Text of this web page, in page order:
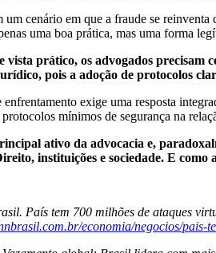
um cenário em que a fraude se
uma boa prática, mas uma forma
vista prático, os advogados
pois a adoção de protocolos
enfrentamento exige uma resposta
protocolos mínimos de segurança na
ativo da advocacia e,
instituições e sociedade. E como
País tem 700 milhões de ataques
economia/negocios/pais-